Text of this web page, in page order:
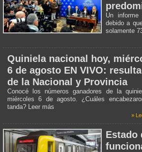
Un informe
debido a
solamente
Quiniela nacional hoy,
6 de agosto EN VIVO:
de la Nacional y Provincia
Conocé los números ganadores de la
miércoles 6 de agosto. ¿Cuáles
tanda? Leer más
»
Estado